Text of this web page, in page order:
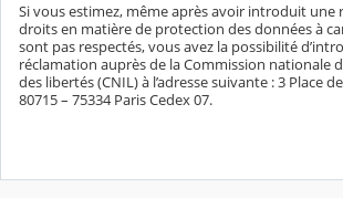
Si vous estimez, même après avoir introduit une
droits en matière de protection des données à
sont pas respectés, vous avez la possibilité
réclamation auprès de la Commission nationale
des libertés (CNIL) à l’adresse suivante : 3 Place
80715 – 75334 Paris Cedex 07.